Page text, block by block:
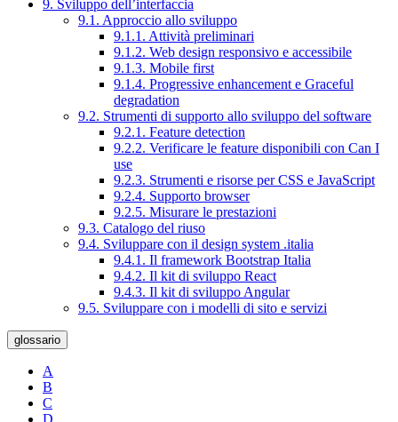
9. Sviluppo dell’interfaccia
9.1. Approccio allo sviluppo
9.1.1. Attività preliminari
9.1.2. Web design responsivo e accessibile
9.1.3. Mobile first
9.1.4. Progressive enhancement e Graceful
degradation
9.2. Strumenti di supporto allo sviluppo del software
9.2.1. Feature detection
9.2.2. Verificare le feature disponibili con Can I
use
9.2.3. Strumenti e risorse per CSS e JavaScript
9.2.4. Supporto browser
9.2.5. Misurare le prestazioni
9.3. Catalogo del riuso
9.4. Sviluppare con il design system .italia
9.4.1. Il framework Bootstrap Italia
9.4.2. Il kit di sviluppo React
9.4.3. Il kit di sviluppo Angular
9.5. Sviluppare con i modelli di sito e servizi
glossario
A
B
C
D